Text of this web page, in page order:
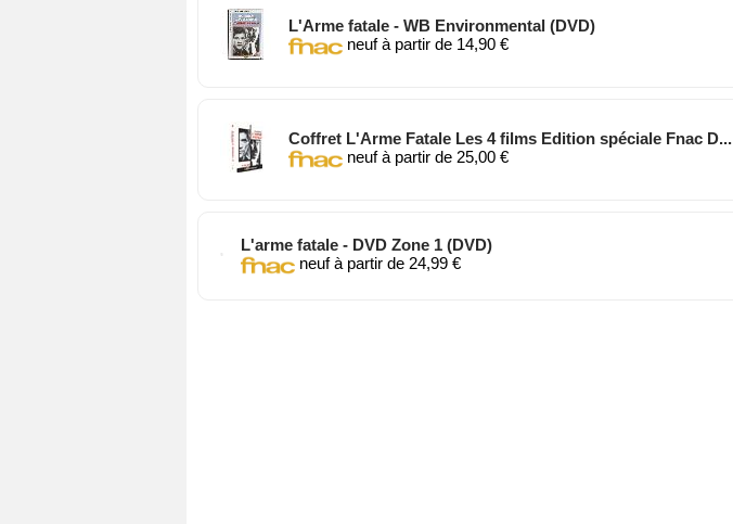
L'Arme fatale - WB Environmental (DVD)
neuf à partir de 14,90 €
Coffret L'Arme Fatale Les 4 films Edition spéciale Fnac D...
neuf à partir de 25,00 €
L'arme fatale - DVD Zone 1 (DVD)
neuf à partir de 24,99 €